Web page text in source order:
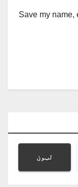
Save my name,
لټون